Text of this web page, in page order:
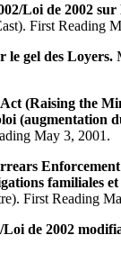
Loi de 2002 sur
First Reading
le gel des Loyers.
(Raising the
(augmentation
May 3, 2001.
familiales
First Reading
de 2002